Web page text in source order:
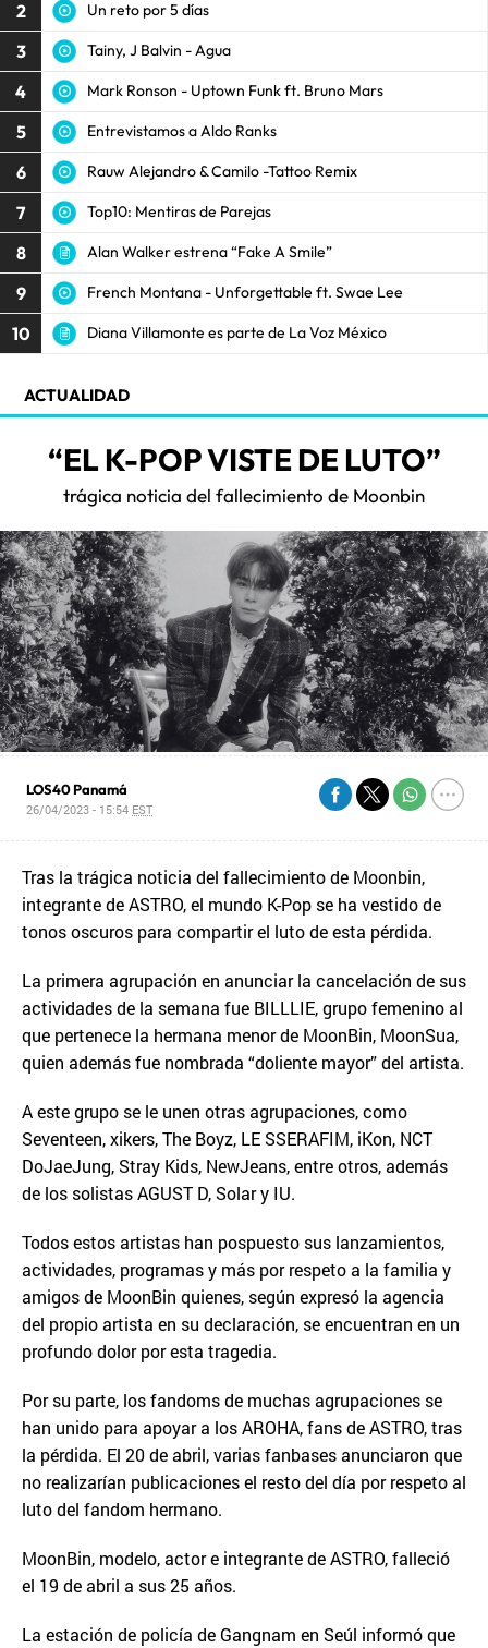
2 Un reto por 5 días
3 Tainy, J Balvin - Agua
4 Mark Ronson - Uptown Funk ft. Bruno Mars
5 Entrevistamos a Aldo Ranks
6 Rauw Alejandro & Camilo -Tattoo Remix
7 Top10: Mentiras de Parejas
8 Alan Walker estrena “Fake A Smile”
9 French Montana - Unforgettable ft. Swae Lee
10 Diana Villamonte es parte de La Voz México
ACTUALIDAD
“EL K-POP VISTE DE LUTO”
trágica noticia del fallecimiento de Moonbin
LOS40 Panamá
26/04/2023 - 15:54 EST
Tras la trágica noticia del fallecimiento de Moonbin,
integrante de ASTRO, el mundo K-Pop se ha vestido de
tonos oscuros para compartir el luto de esta pérdida.
La primera agrupación en anunciar la cancelación de sus
actividades de la semana fue BILLLIE, grupo femenino al
que pertenece la hermana menor de MoonBin, MoonSua,
quien además fue nombrada “doliente mayor” del artista.
A este grupo se le unen otras agrupaciones, como
Seventeen, xikers, The Boyz, LE SSERAFIM, iKon, NCT
DoJaeJung, Stray Kids, NewJeans, entre otros, además
de los solistas AGUST D, Solar y IU.
Todos estos artistas han pospuesto sus lanzamientos,
actividades, programas y más por respeto a la familia y
amigos de MoonBin quienes, según expresó la agencia
del propio artista en su declaración, se encuentran en un
profundo dolor por esta tragedia.
Por su parte, los fandoms de muchas agrupaciones se
han unido para apoyar a los AROHA, fans de ASTRO, tras
la pérdida. El 20 de abril, varias fanbases anunciaron que
no realizarían publicaciones el resto del día por respeto al
luto del fandom hermano.
MoonBin, modelo, actor e integrante de ASTRO, falleció
el 19 de abril a sus 25 años.
La estación de policía de Gangnam en Seúl informó que